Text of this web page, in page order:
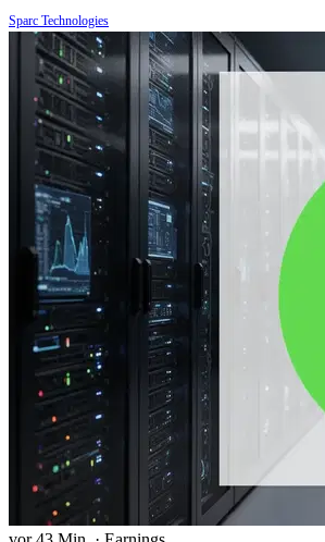
Sparc Technologies